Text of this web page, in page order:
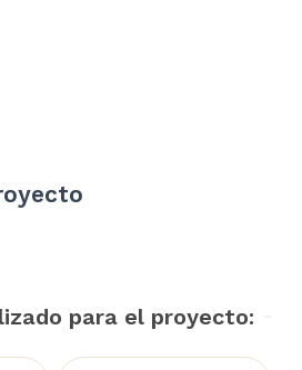
para el proyecto: